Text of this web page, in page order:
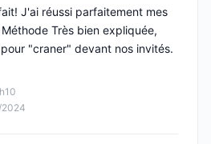
2024
J'ai réussi parfaitement mes
Très bien expliquée,
"craner" devant nos invités.